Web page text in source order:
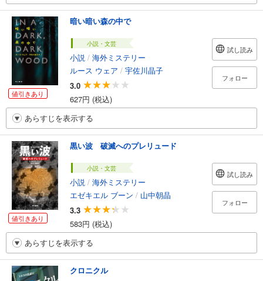
値引きあり
暗い暗い森の中で
小説・文芸
小説 / 海外ミステリー
ルース ウェア / 宇佐川晶子
3.0
627円 (税込)
試し読み
フォロー
あらすじを表示する
値引きあり
黒い波 破滅へのプレリュード
小説・文芸
小説 / 海外ミステリー
エゼキエル ブーン / 山中朝晶
3.3
583円 (税込)
試し読み
フォロー
あらすじを表示する
クロニクル